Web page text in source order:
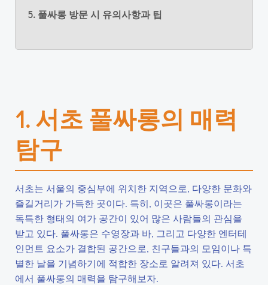
5. 풀싸롱 방문 시 유의사항과 팁
1. 서초 풀싸롱의 매력
탐구
서초는 서울의 중심부에 위치한 지역으로, 다양한 문화와
즐길거리가 가득한 곳이다. 특히, 이곳은 풀싸롱이라는
독특한 형태의 여가 공간이 있어 많은 사람들의 관심을
받고 있다. 풀싸롱은 수영장과 바, 그리고 다양한 엔터테
인먼트 요소가 결합된 공간으로, 친구들과의 모임이나 특
별한 날을 기념하기에 적합한 장소로 알려져 있다. 서초
에서 풀싸롱의 매력을 탐구해보자.